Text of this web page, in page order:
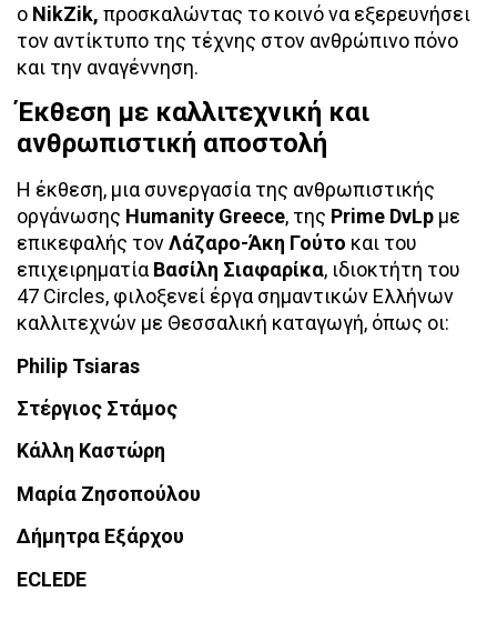
ο NikZik, προσκαλώντας το κοινό να εξερευνήσει
τον αντίκτυπο της τέχνης στον ανθρώπινο πόνο
και την αναγέννηση.
Έκθεση με καλλιτεχνική και
ανθρωπιστική αποστολή
Η έκθεση, μια συνεργασία της ανθρωπιστικής
οργάνωσης Humanity Greece, της Prime DvLp με
επικεφαλής τονΛάζαρο-Άκη Γούτο και του
επιχειρηματία Βασίλη Σιαφαρίκα, ιδιοκτήτη του
47 Circles, φιλοξενεί έργα σημαντικών Ελλήνων
καλλιτεχνών με Θεσσαλική καταγωγή, όπως οι:
Philip Tsiaras
Στέργιος Στάμος
Κάλλη Καστώρη
Μαρία Ζησοπούλου
Δήμητρα Εξάρχου
ECLEDE